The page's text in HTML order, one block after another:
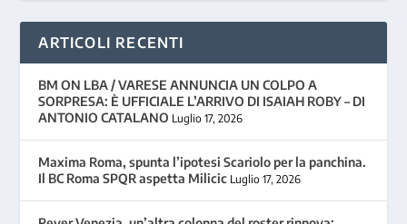
ARTICOLI RECENTI
BM ON LBA / VARESE ANNUNCIA UN COLPO A
SORPRESA: È UFFICIALE L’ARRIVO DI ISAIAH ROBY – DI
ANTONIO CATALANO Luglio 17, 2026
Maxima Roma, spunta l’ipotesi Scariolo per la panchina.
Il BC Roma SPQR aspetta Milicic Luglio 17, 2026